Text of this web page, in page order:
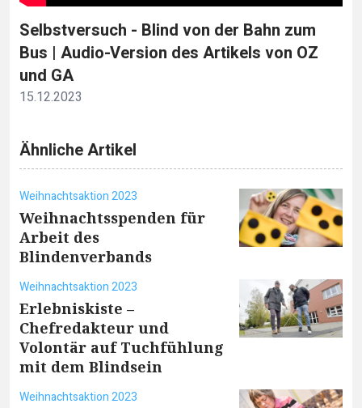
Selbstversuch - Blind von der Bahn zum
Bus | Audio-Version des Artikels von OZ
und GA
15.12.2023
Ähnliche Artikel
Weihnachtsaktion 2023
Weihnachtsspenden für
Arbeit des
Blindenverbands
Weihnachtsaktion 2023
Erlebniskiste –
Chefredakteur und
Volontär auf Tuchfühlung
mit dem Blindsein
Weihnachtsaktion 2023